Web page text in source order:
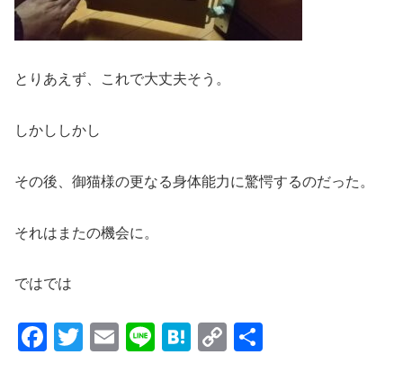
とりあえず、これで大丈夫そう。
しかししかし
その後、御猫様の更なる身体能力に驚愕するのだった。
それはまたの機会に。
ではでは
F
T
E
Li
H
C